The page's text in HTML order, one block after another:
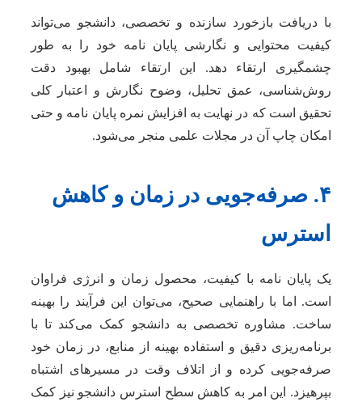
با دریافت بازخورد سازنده و تخصصی، دانشجو می‌تواند
کیفیت محتوایی و نگارشی پایان نامه خود را به طور
چشمگیری ارتقاء دهد. این ارتقاء شامل بهبود دقت
روش‌شناسی، عمق تحلیل، وضوح نگارش و اعتبار کلی
تحقیق است که در نهایت به افزایش نمره پایان نامه و حتی
امکان چاپ آن در مجلات علمی منجر می‌شود.
۴. صرفه‌جویی در زمان و کاهش
استرس
یک پایان نامه با کیفیت، محصول زمان و انرژی فراوان
است. اما با راهنمایی صحیح، می‌توان این فرآیند را بهینه
ساخت. مشاوره تخصصی به دانشجو کمک می‌کند تا با
برنامه‌ریزی دقیق و استفاده بهینه از منابع، در زمان خود
صرفه‌جویی کرده و از اتلاف وقت در مسیرهای اشتباه
بپرهیزد. این امر به کاهش سطح استرس دانشجو نیز کمک